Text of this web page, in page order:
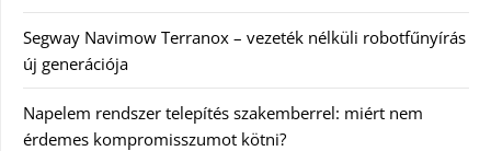
Segway Navimow Terranox – vezeték nélküli robotfűnyírás
új generációja
Napelem rendszer telepítés szakemberrel: miért nem
érdemes kompromisszumot kötni?